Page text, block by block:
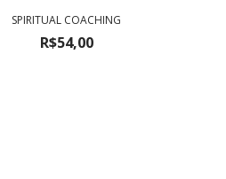
SPIRITUAL COACHING
R$54,00